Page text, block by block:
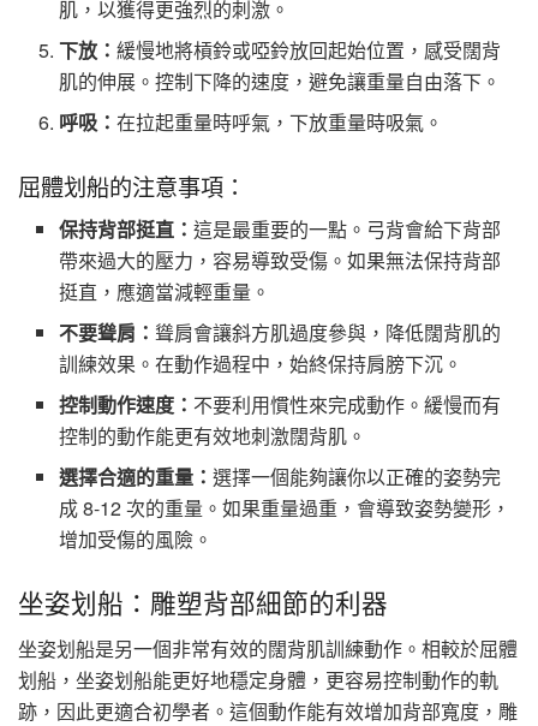
肌，以獲得更強烈的刺激。
下放：緩慢地將槓鈴或啞鈴放回起始位置，感受闊背
肌的伸展。控制下降的速度，避免讓重量自由落下。
呼吸：在拉起重量時呼氣，下放重量時吸氣。
屈體划船的注意事項：
保持背部挺直：這是最重要的一點。弓背會給下背部
帶來過大的壓力，容易導致受傷。如果無法保持背部
挺直，應適當減輕重量。
不要聳肩：聳肩會讓斜方肌過度參與，降低闊背肌的
訓練效果。在動作過程中，始終保持肩膀下沉。
控制動作速度： 不要利用慣性來完成動作。緩慢而有
控制的動作能更有效地刺激闊背肌。
選擇合適的重量：選擇一個能夠讓你以正確的姿勢完
成 8-12 次的重量。如果重量過重，會導致姿勢變形，
增加受傷的風險。
坐姿划船：雕塑背部細節的利器
坐姿划船是另一個非常有效的闊背肌訓練動作。相較於屈體
划船，坐姿划船能更好地穩定身體，更容易控制動作的軌
跡，因此更適合初學者。這個動作能有效增加背部寬度，雕